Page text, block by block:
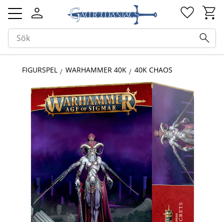
Meny
FIGURSPEL WARHAMMER 40K 40K CHAOS